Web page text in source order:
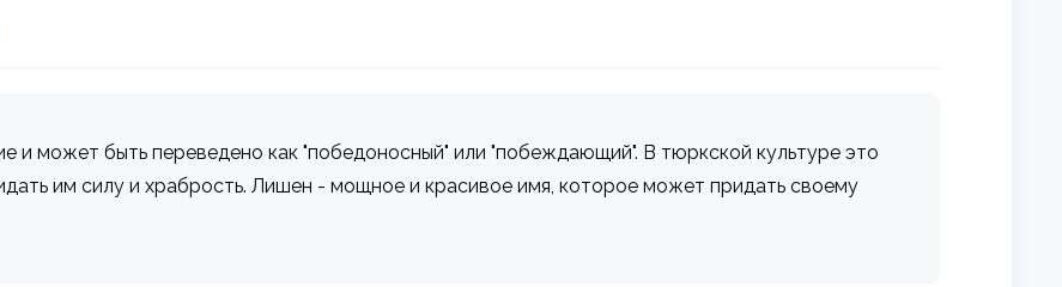
может быть переведено как "победоносный" или "побеждающий". В тюркской культуре это
им силу и храбрость. Лишен - мощное и красивое имя, которое может придать своему